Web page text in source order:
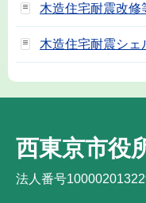
木造住宅耐震改修
木造住宅耐震シ
西東京市役
法人番号